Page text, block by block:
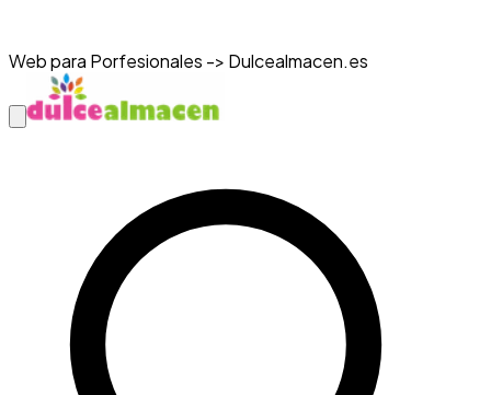
Web para Porfesionales -> Dulcealmacen.es